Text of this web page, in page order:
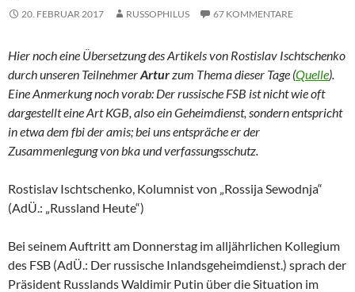
20. FEBRUAR 2017 RUSSOPHILUS 67 KOMMENTARE
Hier noch eine Übersetzung des Artikels von Rostislav Ischtschenko
durch unseren TeilnehmerArturzum Thema dieser Tage (Quelle).
Eine Anmerkung noch vorab: Der russische FSB ist nicht wie oft
dargestellt eine Art KGB, also ein Geheimdienst, sondern entspricht
in etwa dem fbi der amis; bei uns entspräche er der
Zusammenlegung von bka und verfassungsschutz.
Rostislav Ischtschenko, Kolumnist von „Rossija Sewodnja“
(AdÜ.: „Russland Heute“)
Bei seinem Auftritt am Donnerstag im alljährlichen Kollegium
des FSB (AdÜ.: Der russische Inlandsgeheimdienst.) sprach der
Präsident Russlands Waldimir Putin über die Situation im